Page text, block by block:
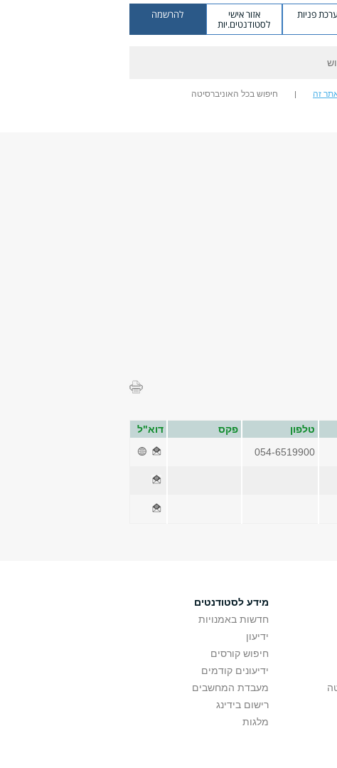
פניות אזור אישי
לסטודנטים.יות
להרשמה
זה חיפוש בכל האוניברסיטה
טלפון פקס
דוא"ל
054-6519900
מידע לסטודנטים
חדשות באמנויות
ידיעון
חיפוש קורסים
ידיעונים קודמים
מעבדת המחשבים
רישום בידינג
מלגות